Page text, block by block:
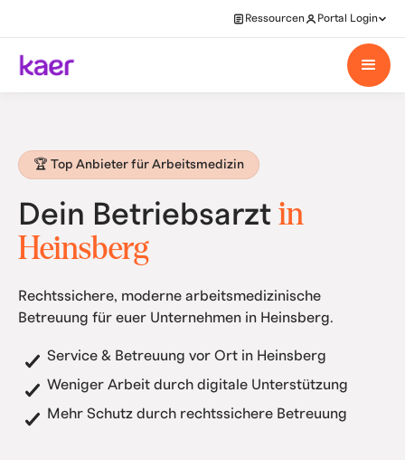
Ressourcen Portal Login
🏆 Top Anbieter für Arbeitsmedizin
Dein Betriebsarzt in
Heinsberg
Rechtssichere, moderne arbeitsmedizinische
Betreuung für euer Unternehmen in Heinsberg.
Service & Betreuung vor Ort in Heinsberg
Weniger Arbeit durch digitale Unterstützung
Mehr Schutz durch rechtssichere Betreuung